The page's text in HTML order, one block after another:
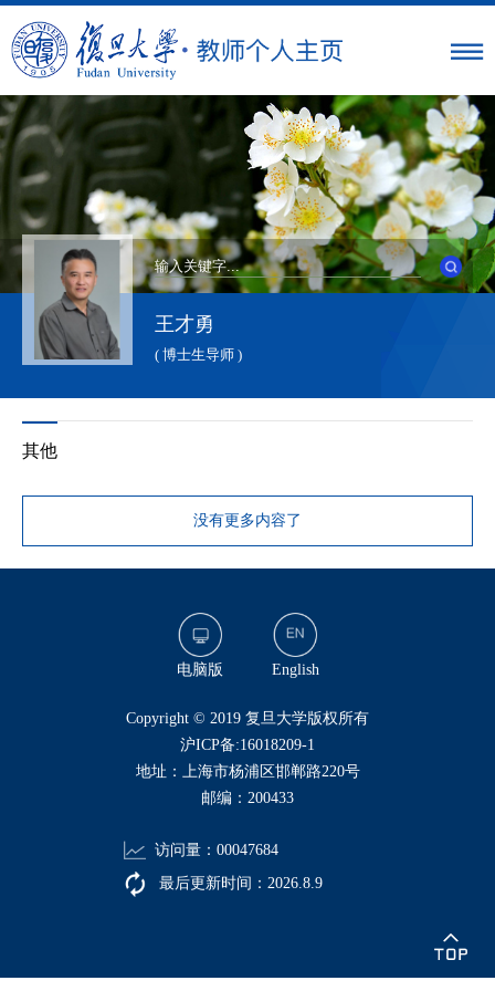
王才勇
( 博士生导师 )
其他
没有更多内容了
电脑版 English
​Copyright © 2019 复旦大学版权所有
沪ICP备:16018209-1
地址：上海市杨浦区邯郸路220号
邮编：200433
访问量： 00047684
最后更新时间： 2026 8 9